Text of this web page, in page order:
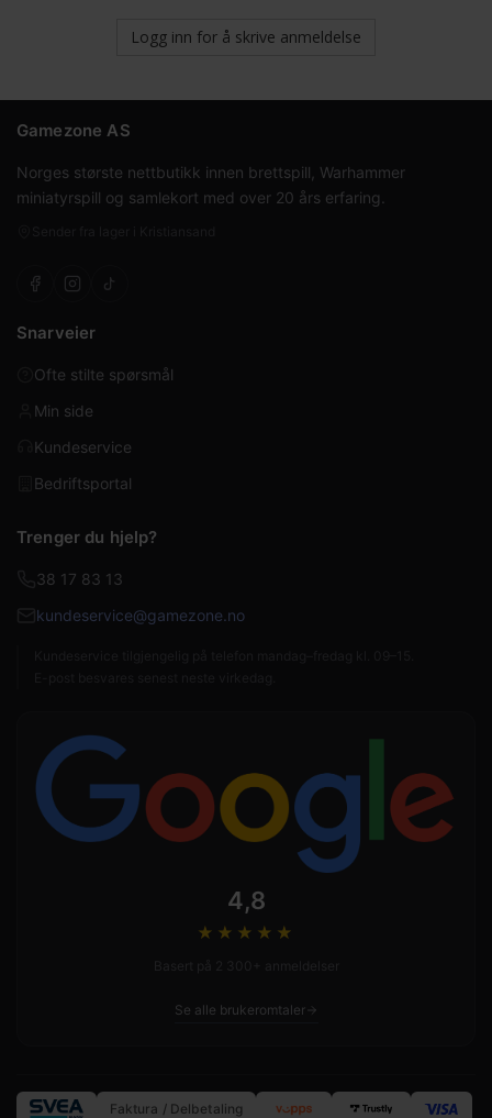
Logg inn for å skrive anmeldelse
Gamezone AS
Norges største nettbutikk innen brettspill, Warhammer
miniatyrspill og samlekort med over 20 års erfaring.
Snarveier
Ofte stilte spørsmål
Min side
Kundeservice
Bedriftsportal
Trenger du hjelp?
38 17 83 13
kundeservice@gamezone.no
4,8
★★★★ ★
Se alle brukeromtaler
Faktura / Delbetaling